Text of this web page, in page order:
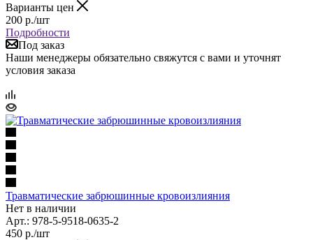
Варианты цен
200 р./шт
Подробности
Под заказ
Наши менеджеры обязательно свяжутся с вами и уточнят
условия заказа
Травматические забрюшинные кровоизлияния
Нет в наличии
Арт.: 978-5-9518-0635-2
450 р./шт